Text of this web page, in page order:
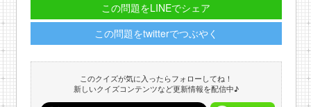
この問題をLINEでシェア
この問題をtwitterでつぶやく
このクイズが気に入ったらフォローしてね！
新しいクイズコンテンツなど更新情報を配信中♪